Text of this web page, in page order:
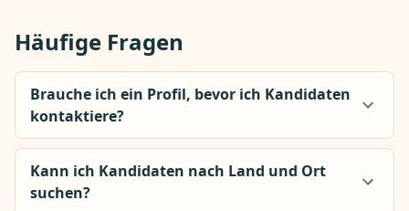
Häufige Fragen
Brauche ich ein Profil, bevor ich Kandidaten
kontaktiere?
Kann ich Kandidaten nach Land und Ort
suchen?